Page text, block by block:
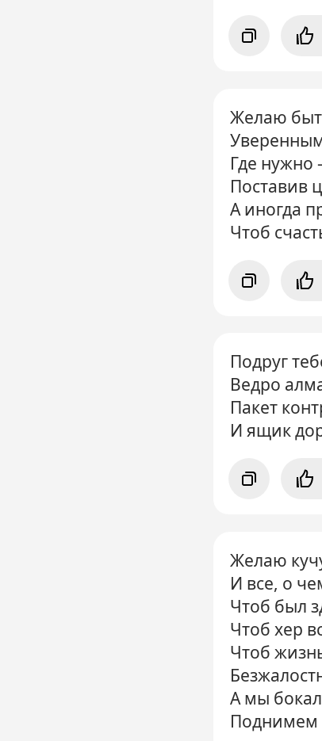
Желаю
Где нужно
Поставив
А иногда
Чтоб
Подруг
Ведро
Пакет
И ящик
Желаю
И все, о
Чтоб был
Чтоб хер
Чтоб
А мы
Поднимем